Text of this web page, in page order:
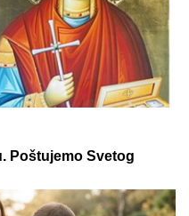
kad me vide!"
čime se nekadašnji
bavi daleko od
PLjUSKOVA SA
by Aklamator